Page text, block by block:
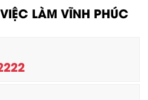
LÀM VĨNH PHÚC